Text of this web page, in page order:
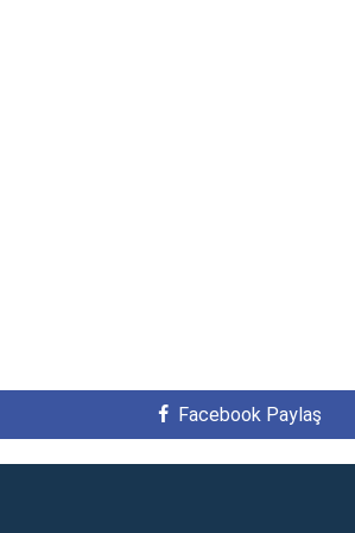
Facebook Paylaş